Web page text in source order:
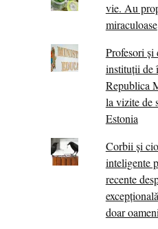
vie. Au
miraculoase
Profesori
instituții de
Republica
la vizite de
Estonia
Corbii şi
inteligente
recente
doar